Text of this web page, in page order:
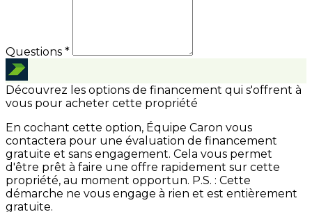
Questions *
Découvrez les options de financement qui s'offrent à
vous pour acheter cette propriété
En cochant cette option, Équipe Caron vous
contactera pour une évaluation de financement
gratuite et sans engagement. Cela vous permet
d'être prêt à faire une offre rapidement sur cette
propriété, au moment opportun. P.S. : Cette
démarche ne vous engage à rien et est entièrement
gratuite.